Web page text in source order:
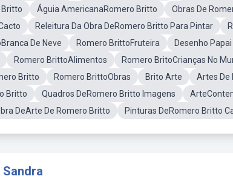
Britto
Águia AmericanaRomero Britto Obras De
Releitura Da Obra DeRomero Britto Para Pintar
De Neve
Romero BrittoFruteira Desenho
Romero BrittoAlimentos Romero BritoCrianças No
Britto
Romero BrittoObras Brito Arte Artes De
Britto
Quadros DeRomero Britto Imagens
DeArte De Romero Britto
Pinturas DeRomero Britto
Sandra